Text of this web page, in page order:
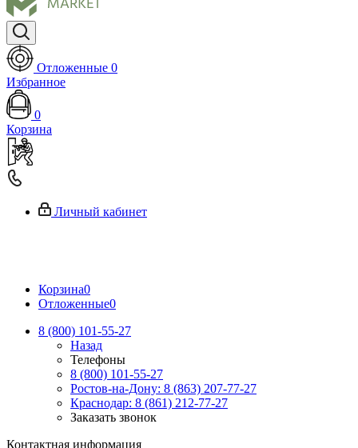
Отложенные 0
Избранное
0
Корзина
Личный кабинет
Корзина0
Отложенные0
8 (800) 101-55-27
Назад
Телефоны
8 (800) 101-55-27
Ростов-на-Дону: 8 (863) 207-77-27
Краснодар: 8 (861) 212-77-27
Заказать звонок
Контактная информация